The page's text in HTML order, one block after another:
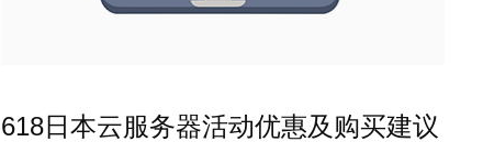
618日本云服务器活动优惠及购买建议